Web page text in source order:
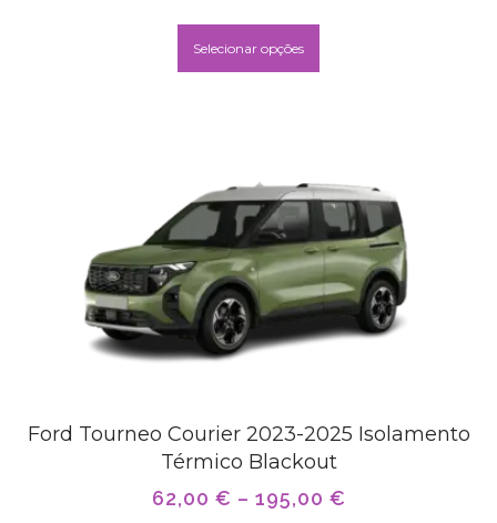
Selecionar opções
Ford Tourneo Courier 2023-2025 Isolamento
Térmico Blackout
62,00 € – 195,00 €